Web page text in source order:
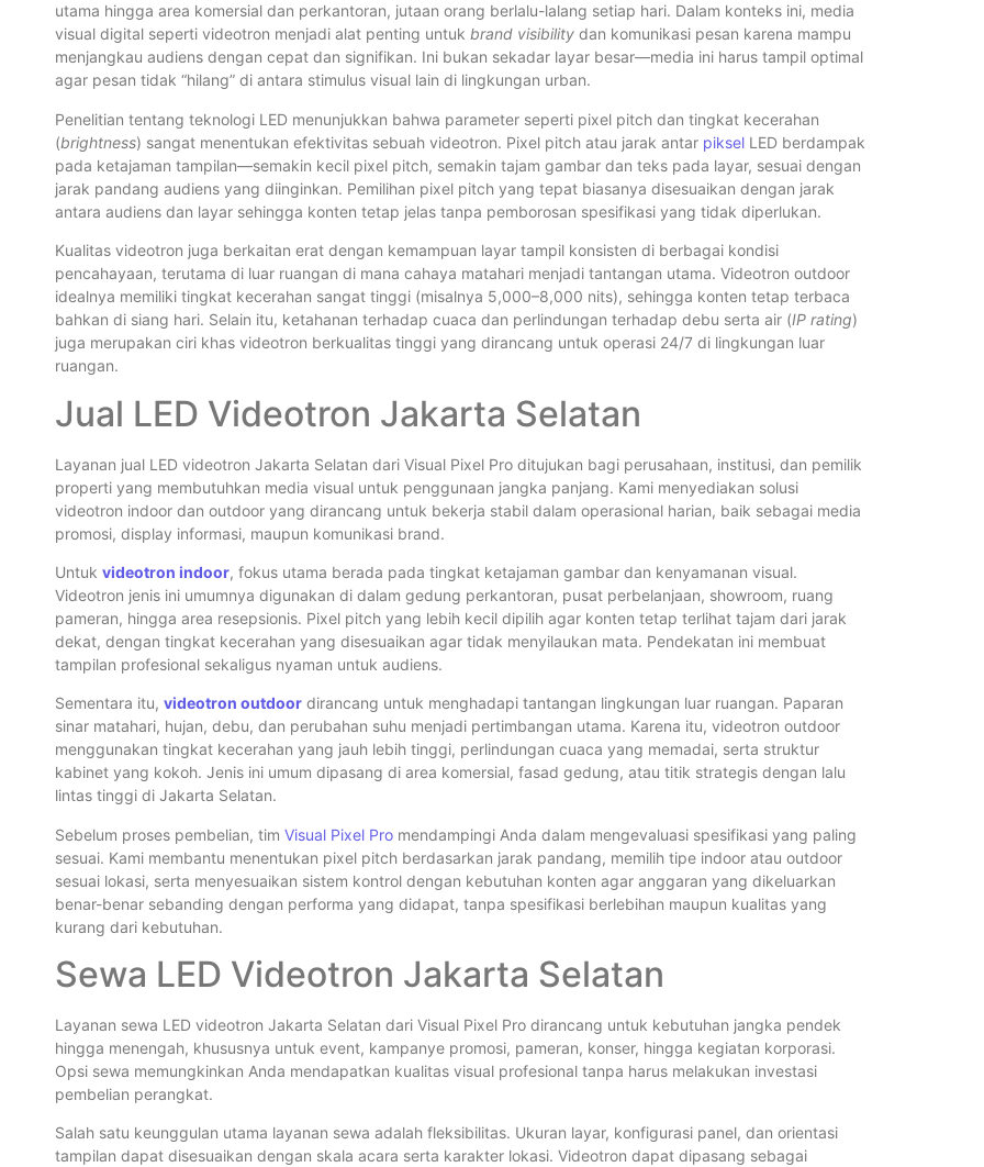
utama hingga area komersial dan perkantoran, jutaan orang berlalu-lalang setiap hari. Dalam konteks ini, media
visual digital seperti videotron menjadi alat penting untuk brand visibility dan komunikasi pesan karena mampu
menjangkau audiens dengan cepat dan signifikan. Ini bukan sekadar layar besar—media ini harus tampil optimal
agar pesan tidak “hilang” di antara stimulus visual lain di lingkungan urban.
Penelitian tentang teknologi LED menunjukkan bahwa parameter seperti pixel pitch dan tingkat kecerahan
(brightness) sangat menentukan efektivitas sebuah videotron. Pixel pitch atau jarak antar piksel LED berdampak
pada ketajaman tampilan—semakin kecil pixel pitch, semakin tajam gambar dan teks pada layar, sesuai dengan
jarak pandang audiens yang diinginkan. Pemilihan pixel pitch yang tepat biasanya disesuaikan dengan jarak
antara audiens dan layar sehingga konten tetap jelas tanpa pemborosan spesifikasi yang tidak diperlukan.
Kualitas videotron juga berkaitan erat dengan kemampuan layar tampil konsisten di berbagai kondisi
pencahayaan, terutama di luar ruangan di mana cahaya matahari menjadi tantangan utama. Videotron outdoor
idealnya memiliki tingkat kecerahan sangat tinggi (misalnya 5,000–8,000 nits), sehingga konten tetap terbaca
bahkan di siang hari. Selain itu, ketahanan terhadap cuaca dan perlindungan terhadap debu serta air (IP rating)
juga merupakan ciri khas videotron berkualitas tinggi yang dirancang untuk operasi 24/7 di lingkungan luar
ruangan.
Jual LED Videotron Jakarta Selatan
Layanan jual LED videotron Jakarta Selatan dari Visual Pixel Pro ditujukan bagi perusahaan, institusi, dan pemilik
properti yang membutuhkan media visual untuk penggunaan jangka panjang. Kami menyediakan solusi
videotron indoor dan outdoor yang dirancang untuk bekerja stabil dalam operasional harian, baik sebagai media
promosi, display informasi, maupun komunikasi brand.
Untuk videotron indoor, fokus utama berada pada tingkat ketajaman gambar dan kenyamanan visual.
Videotron jenis ini umumnya digunakan di dalam gedung perkantoran, pusat perbelanjaan, showroom, ruang
pameran, hingga area resepsionis. Pixel pitch yang lebih kecil dipilih agar konten tetap terlihat tajam dari jarak
dekat, dengan tingkat kecerahan yang disesuaikan agar tidak menyilaukan mata. Pendekatan ini membuat
tampilan profesional sekaligus nyaman untuk audiens.
Sementara itu, videotron outdoor dirancang untuk menghadapi tantangan lingkungan luar ruangan. Paparan
sinar matahari, hujan, debu, dan perubahan suhu menjadi pertimbangan utama. Karena itu, videotron outdoor
menggunakan tingkat kecerahan yang jauh lebih tinggi, perlindungan cuaca yang memadai, serta struktur
kabinet yang kokoh. Jenis ini umum dipasang di area komersial, fasad gedung, atau titik strategis dengan lalu
lintas tinggi di Jakarta Selatan.
Sebelum proses pembelian, tim Visual Pixel Pro mendampingi Anda dalam mengevaluasi spesifikasi yang paling
sesuai. Kami membantu menentukan pixel pitch berdasarkan jarak pandang, memilih tipe indoor atau outdoor
sesuai lokasi, serta menyesuaikan sistem kontrol dengan kebutuhan konten agar anggaran yang dikeluarkan
benar-benar sebanding dengan performa yang didapat, tanpa spesifikasi berlebihan maupun kualitas yang
kurang dari kebutuhan.
Sewa LED Videotron Jakarta Selatan
Layanan sewa LED videotron Jakarta Selatan dari Visual Pixel Pro dirancang untuk kebutuhan jangka pendek
hingga menengah, khususnya untuk event, kampanye promosi, pameran, konser, hingga kegiatan korporasi.
Opsi sewa memungkinkan Anda mendapatkan kualitas visual profesional tanpa harus melakukan investasi
pembelian perangkat.
Salah satu keunggulan utama layanan sewa adalah fleksibilitas. Ukuran layar, konfigurasi panel, dan orientasi
tampilan dapat disesuaikan dengan skala acara serta karakter lokasi. Videotron dapat dipasang sebagai